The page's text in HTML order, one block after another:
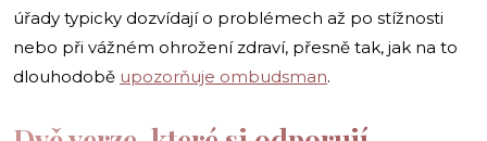
úřady typicky dozvídají o problémech až po stížnosti
nebo při vážném ohrožení zdraví, přesně tak, jak na to
dlouhodobě upozorňuje ombudsman.